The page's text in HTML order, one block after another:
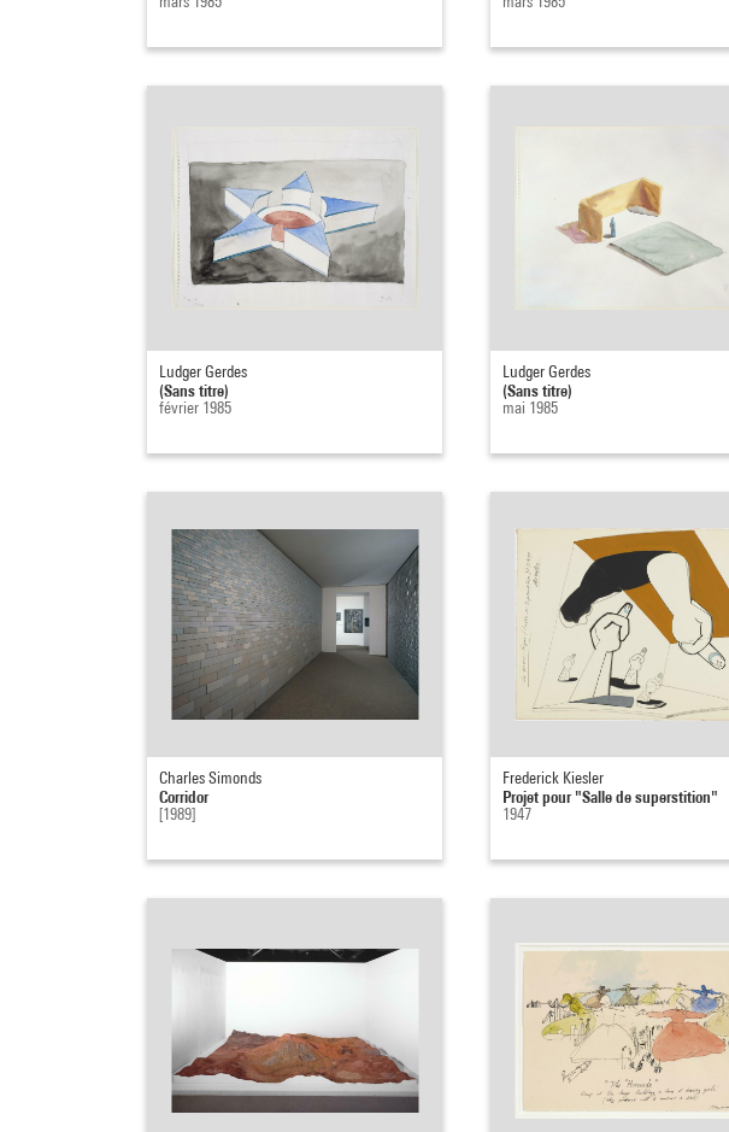
Ludger Gerdes
(Sans titre)
février 1985
Ludger Gerdes
(Sans titre)
mai 1985
Charles Simonds
Corridor
[1989]
Frederick Kiesler
Projet pour "Salle de superstition"
1947